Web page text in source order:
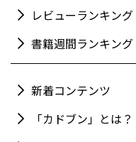
レビューランキング
書籍週間ランキング
新着コンテンツ
「カドブン」とは？